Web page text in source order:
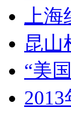
上
昆山
“美